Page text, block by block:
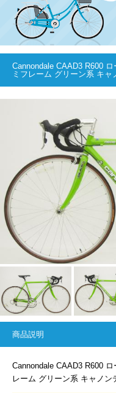
Cannondale CAAD3 R600
ミフレーム グリーン系 キャ
商品説明
Cannondale CAAD3 R600
レーム グリーン系 キャノン